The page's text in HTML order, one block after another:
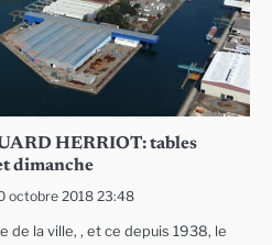
HERRIOT: tables
dimanche
octobre 2018 23:48
de la ville, , et ce depuis 1938, le